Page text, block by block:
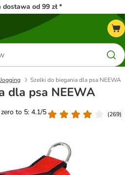
od 99 zł *
Jogging Szelki do biegania dla psa NEEWA
dla psa NEEWA
to 5: 4.1/5
(269)